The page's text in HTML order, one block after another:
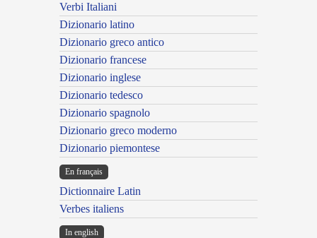
Verbi Italiani
Dizionario latino
Dizionario greco antico
Dizionario francese
Dizionario inglese
Dizionario tedesco
Dizionario spagnolo
Dizionario greco moderno
Dizionario piemontese
En français
Dictionnaire Latin
Verbes italiens
In english